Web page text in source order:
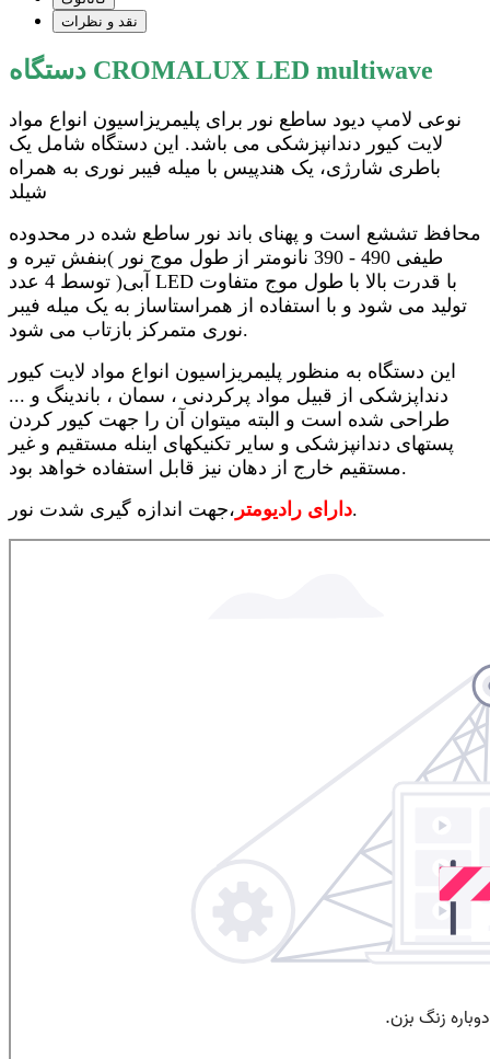
نقد و نظرات
دستگاه CROMALUX LED multiwave
نوعی لامپ دیود ساطع نور برای پلیمریزاسیون انواع مواد
لایت کیور دندانپزشکی می باشد. این دستگاه شامل یک
باطری شارژی، یک هندپیس با میله فیبر نوری به همراه
شیلد
محافظ تششع است و پهنای باند نور ساطع شده در محدوده
طیفی 490 - 390 نانومتر از طول موج نور )بنفش تیره و
آبی( توسط 4 عدد LED با قدرت بالا با طول موج متفاوت
تولید می شود و با استفاده از همراستاساز به یک میله فیبر
نوری متمرکز بازتاب می شود.
این دستگاه به منظور پلیمریزاسیون انواع مواد لایت کیور
دنداپزشکی از قبیل مواد پرکردنی ، سمان ، باندینگ و ...
طراحی شده است و البته میتوان آن را جهت کیور کردن
پستهای دندانپزشکی و سایر تکنیکهای اینله مستقیم و غیر
مستقیم خارج از دهان نیز قابل استفاده خواهد بود.
دارای رادیومتر،جهت اندازه گیری شدت نور.